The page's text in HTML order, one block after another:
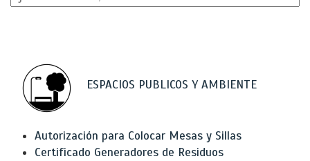
ESPACIOS PUBLICOS Y AMBIENTE
Autorización para Colocar Mesas y Sillas
Certificado Generadores de Residuos